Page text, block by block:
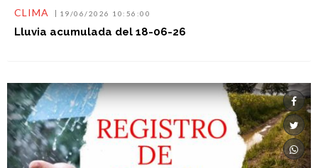
CLIMA 19/06/2026 10:56:00
Lluvia acumulada del 18-06-26